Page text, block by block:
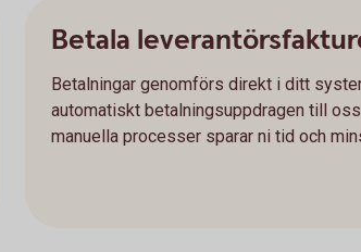
Betala
Betalningar genomförs direkt i ditt
automatiskt betalningsuppdragen till
manuella processer sparar ni tid och